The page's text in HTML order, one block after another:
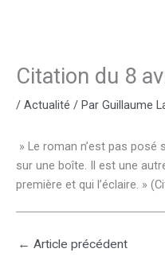
Citation du 8
/ Actualité / Par Guillaume
» Le roman n’est pas
sur une boîte. Il est une
première et qui l’éclaire. »
← Article précédent